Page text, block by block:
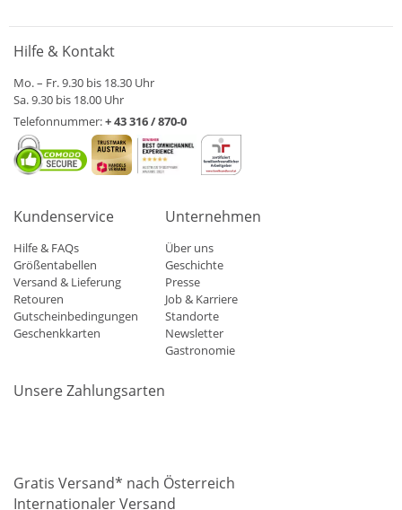
Hilfe & Kontakt
Mo. – Fr. 9.30 bis 18.30 Uhr
Sa. 9.30 bis 18.00 Uhr
Telefonnummer:+ 43 316 / 870-0
Kundenservice
Hilfe & FAQs
Größentabellen
Versand & Lieferung
Retouren
Gutscheinbedingungen
Geschenkkarten
Unternehmen
Über uns
Geschichte
Presse
Job & Karriere
Standorte
Newsletter
Gastronomie
Unsere Zahlungsarten
Gratis Versand* nach Österreich
Internationaler Versand